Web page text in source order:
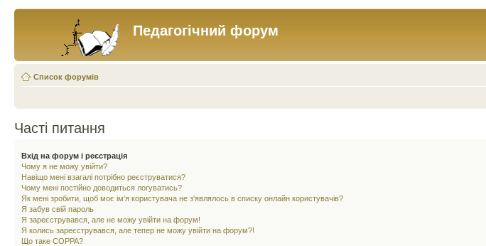
Педагогічний форум
Список форумів
Часті питання
Вхід на форум і реєстрація
Чому я не можу увійти?
Навіщо мені взагалі потрібно реєструватися?
Чому мені постійно доводиться логуватись?
Як мені зробити, щоб моє ім'я користувача не з'являлось в списку онлайн користувачів?
Я забув свій пароль
Я зареєструвався, але не можу увійти на форум!
Я колись зареєструвався, але тепер не можу увійти на форум?!
Що таке COPPA?